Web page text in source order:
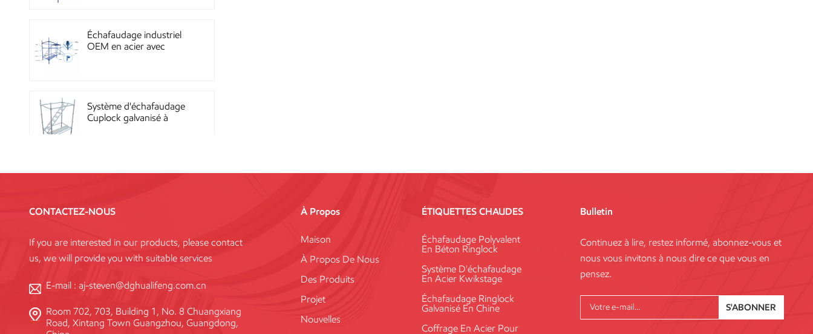
Échafaudage industriel
OEM en acier avec
Système d'échafaudage
Cuplock galvanisé à
Chine
Échafaudage à
verrouillage annulaire
haute résistance, norme
Système de coffrage en
acier réutilisable à haute
CONTACTEZ-NOUS
If you are interested in our products, please contact
us, we will provide you with suitable services
E-mail : aj-steven@dghualifeng.com.cn
Room 702, 703, Building 1, No. 8 Chuangxiang
Road, Xintang Town Guangzhou, Guangdong,
À Propos
Maison
À Propos De Nous
Des Produits
Projet
Nouvelles
ÉTIQUETTES CHAUDES
Échafaudage Polyvalent
En Béton Ringlock
Système D'échafaudage
En Acier Kwikstage
Échafaudage Ringlock
Galvanisé En Chine
Coffrage En Acier Pour
Bulletin
Continuez à lire, restez informé, abonnez-vous et
nous vous invitons à nous dire ce que vous en
pensez.
S'ABONNER